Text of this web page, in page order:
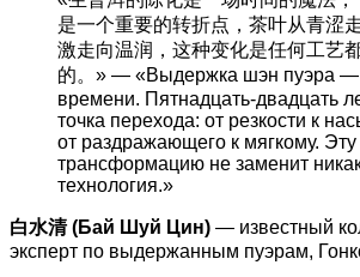
是一个重要的转折点，茶叶从青涩
激走向温润，这种变化是任何工艺
的。» — «Выдержка шэн пуэра —
времени. Пятнадцать-двадцать
точка перехода: от резкости к
от раздражающего к мягкому. Эту
трансформацию не заменит
технология.»
白水清 (Бай Шуй Цин) — известный
эксперт по выдержанным пуэрам,